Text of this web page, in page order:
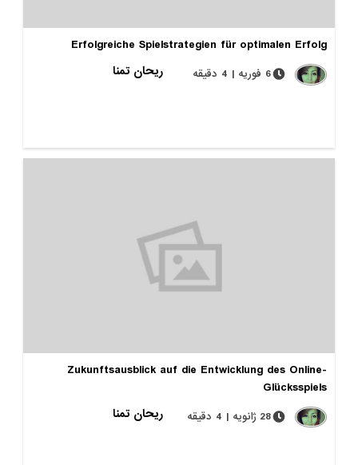
Erfolgreiche Spielstrategien für optimalen Erfolg
ریحان تمنا
6 فوریه | 4 دقیقه
Zukunftsausblick auf die Entwicklung des Online-
Glücksspiels
ریحان تمنا
28 ژانویه | 4 دقیقه